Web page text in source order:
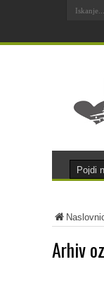
Arhiv